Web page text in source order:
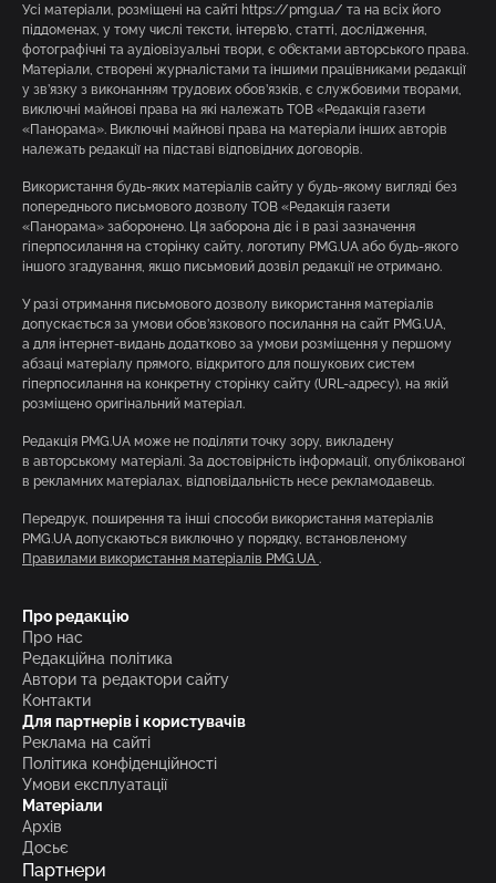
Усі матеріали, розміщені на сайті https://pmg.ua/ та на всіх його
піддоменах, у тому числі тексти, інтерв’ю, статті, дослідження,
фотографічні та аудіовізуальні твори, є об’єктами авторського права.
Матеріали, створені журналістами та іншими працівниками редакції
у зв’язку з виконанням трудових обов’язків, є службовими творами,
виключні майнові права на які належать ТОВ «Редакція газети
«Панорама». Виключні майнові права на матеріали інших авторів
належать редакції на підставі відповідних договорів.
Використання будь-яких матеріалів сайту у будь-якому вигляді без
попереднього письмового дозволу ТОВ «Редакція газети
«Панорама» заборонено. Ця заборона діє і в разі зазначення
гіперпосилання на сторінку сайту, логотипу PMG.UA або будь-якого
іншого згадування, якщо письмовий дозвіл редакції не отримано.
У разі отримання письмового дозволу використання матеріалів
допускається за умови обов’язкового посилання на сайт PMG.UA,
а для інтернет-видань додатково за умови розміщення у першому
абзаці матеріалу прямого, відкритого для пошукових систем
гіперпосилання на конкретну сторінку сайту (URL-адресу), на якій
розміщено оригінальний матеріал.
Редакція PMG.UA може не поділяти точку зору, викладену
в авторському матеріалі. За достовірність інформації, опублікованої
в рекламних матеріалах, відповідальність несе рекламодавець.
Передрук, поширення та інші способи використання матеріалів
PMG.UA допускаються виключно у порядку, встановленому
Правилами використання матеріалів PMG.UA .
Про редакцію
Про нас
Редакційна політика
Автори та редактори сайту
Контакти
Для партнерів і користувачів
Реклама на сайті
Політика конфіденційності
Умови експлуатації
Матеріали
Архів
Досьє
Партнери